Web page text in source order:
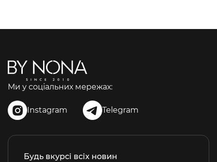
Ми у соціальних мережах:
Instagram Telegram
Будь вкурсі всіх новин